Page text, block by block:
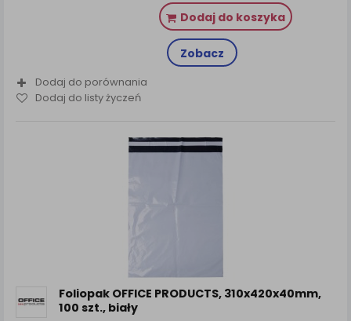
Dodaj do koszyka
Zobacz
Dodaj do porównania
Dodaj do listy życzeń
Foliopak OFFICE PRODUCTS, 310x420x40mm,
100 szt., biały